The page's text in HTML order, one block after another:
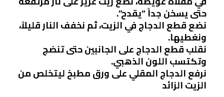
حتى يسخن جداً “يقدح”.
نضع قطع الدجاج في الزيت، ثم نخفف النار قليلاً،
ونغطيها.
نقلب قطع الدجاج على الجانبين حتى تنضج
وتكتسب اللون الذهبي.
نرفع الدجاج المقلي على ورق مطبخ ليتخلص من
الزيت الزائد